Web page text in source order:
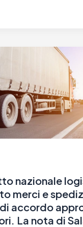
nazionale
merci e
accordo
La nota di